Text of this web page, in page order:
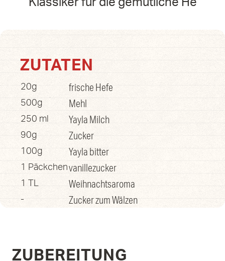
Klassiker für die gemütliche He
ZUTATEN
20g frische Hefe
500g Mehl
250 ml Yayla Milch
90g Zucker
100g Yayla bitter
1 Päckchenvanillezucker
1 TL Weihnachtsaroma
- Zucker zum Wälzen
ZUBEREITUNG